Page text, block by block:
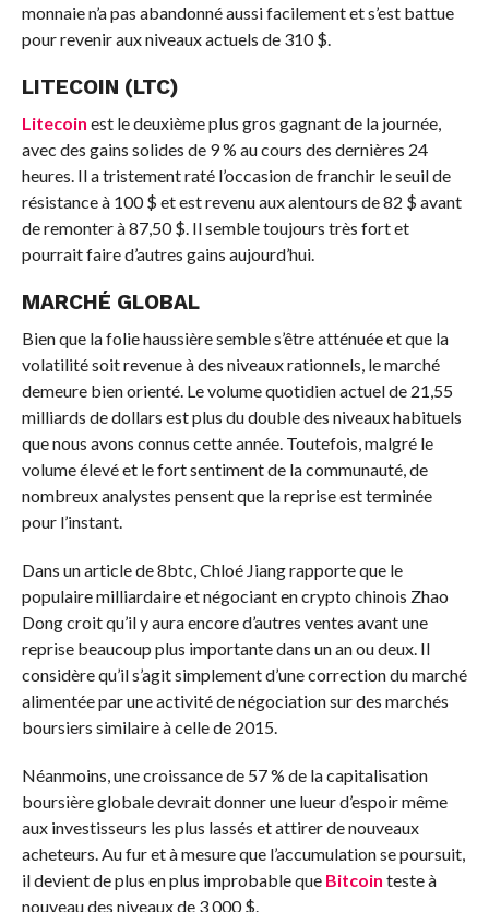
monnaie n’a pas abandonné aussi facilement et s’est battue
pour revenir aux niveaux actuels de 310 $.
LITECOIN (LTC)
Litecoin est le deuxième plus gros gagnant de la journée,
avec des gains solides de 9 % au cours des dernières 24
heures. Il a tristement raté l’occasion de franchir le seuil de
résistance à 100 $ et est revenu aux alentours de 82 $ avant
de remonter à 87,50 $. Il semble toujours très fort et
pourrait faire d’autres gains aujourd’hui.
MARCHÉ GLOBAL
Bien que la folie haussière semble s’être atténuée et que la
volatilité soit revenue à des niveaux rationnels, le marché
demeure bien orienté. Le volume quotidien actuel de 21,55
milliards de dollars est plus du double des niveaux habituels
que nous avons connus cette année. Toutefois, malgré le
volume élevé et le fort sentiment de la communauté, de
nombreux analystes pensent que la reprise est terminée
pour l’instant.
Dans un article de 8btc, Chloé Jiang rapporte que le
populaire milliardaire et négociant en crypto chinois Zhao
Dong croit qu’il y aura encore d’autres ventes avant une
reprise beaucoup plus importante dans un an ou deux. Il
considère qu’il s’agit simplement d’une correction du marché
alimentée par une activité de négociation sur des marchés
boursiers similaire à celle de 2015.
Néanmoins, une croissance de 57 % de la capitalisation
boursière globale devrait donner une lueur d’espoir même
aux investisseurs les plus lassés et attirer de nouveaux
acheteurs. Au fur et à mesure que l’accumulation se poursuit,
il devient de plus en plus improbable que Bitcoin teste à
nouveau des niveaux de 3 000 $.